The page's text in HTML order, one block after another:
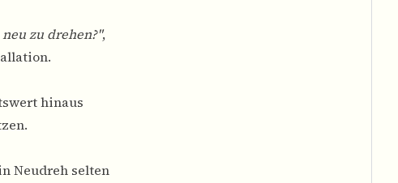
zu drehen?",
hinaus
Neudreh selten